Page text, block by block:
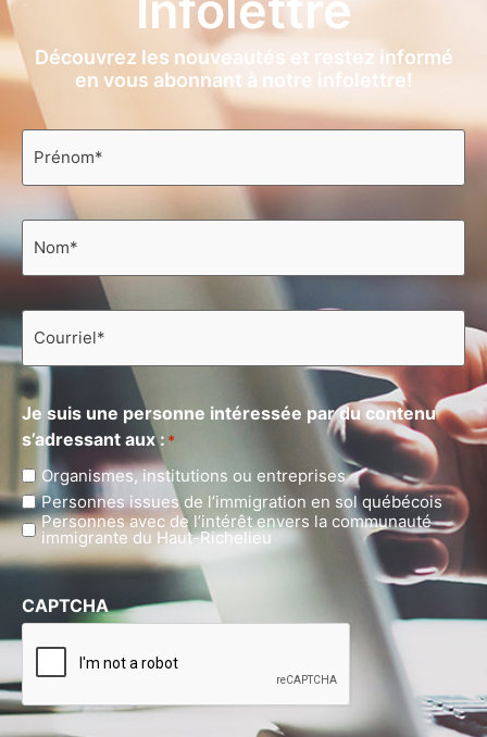
Découvrez les nouveautés et restez informé
en vous abonnant à notre infolettre!
Prénom
Nom
Courriel
Je suis une personne intéressée par du contenu
s’adressant aux : *
Organismes, institutions ou entreprises
Personnes issues de l’immigration en sol québécois
Personnes avec de l’intérêt envers la communauté
immigrante du Haut-Richelieu
CAPTCHA